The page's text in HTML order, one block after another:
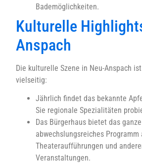
Bademöglichkeiten.
Kulturelle
Anspach
Die kulturelle Szene in Neu-Anspach
vielseitig:
Jährlich findet das bekannte
Sie regionale Spezialitäten
Das Bürgerhaus bietet das
abwechslungsreiches Programm
Theateraufführungen und
Veranstaltungen.